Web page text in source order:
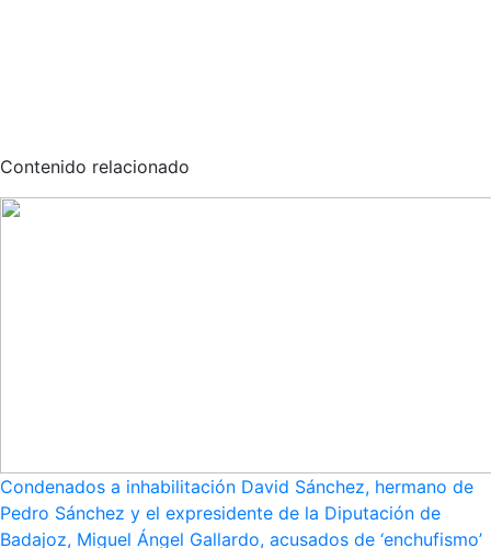
Contenido relacionado
Condenados a inhabilitación David Sánchez, hermano de
Pedro Sánchez y el expresidente de la Diputación de
Badajoz, Miguel Ángel Gallardo, acusados de ‘enchufismo’